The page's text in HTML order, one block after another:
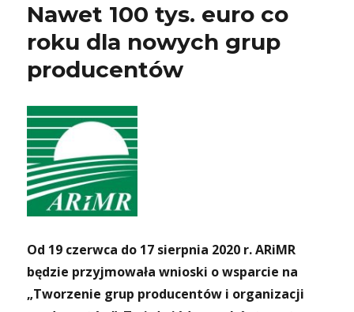
Nawet 100 tys. euro co
roku dla nowych grup
producentów
Od 19 czerwca do 17 sierpnia 2020 r. ARiMR
będzie przyjmowała wnioski o wsparcie na
„Tworzenie grup producentów i organizacji